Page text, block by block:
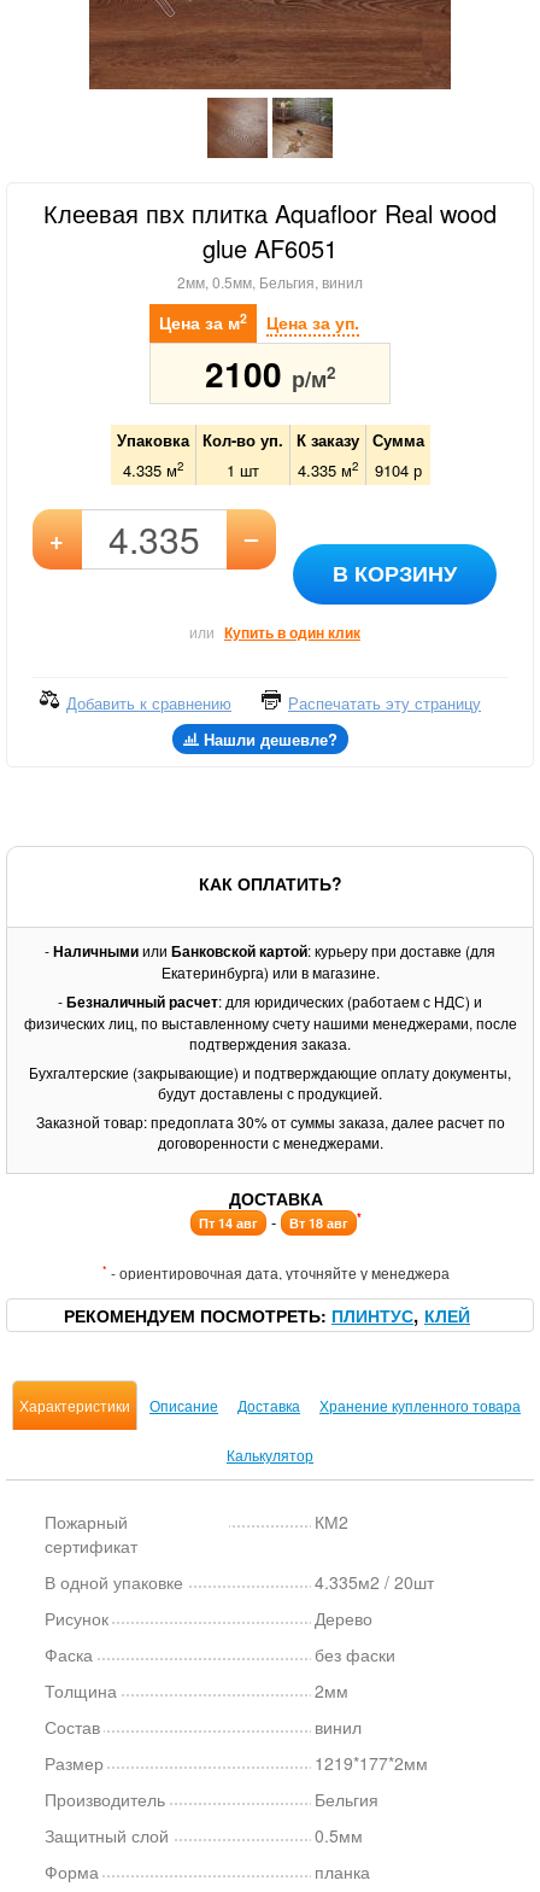
Клеевая пвх плитка Aquafloor Real wood
glue AF6051
2мм, 0.5мм, Бельгия, винил
Цена за м2 Цена за уп.
2100 р/м2
Упаковка Кол-во уп. К заказу
Сумма
4.335 м2 1 шт 4.335м2 9104р
+ –
В КОРЗИНУ
или Купить в один клик
Добавить к сравнению
Распечатать эту страницу
Нашли дешевле?
КАК ОПЛАТИТЬ?
-Наличнымиили Банковской картой: курьеру при доставке (для
Екатеринбурга) или в магазине.
-Безналичный расчет: для юридических (работаем с НДС) и
физических лиц, по выставленному счету нашими менеджерами, после
подтверждения заказа.
Бухгалтерские (закрывающие) и подтверждающие оплату документы,
будут доставлены с продукцией.
Заказной товар: предоплата 30% от суммы заказа, далее расчет по
договоренности с менеджерами.
ДОСТАВКА
Пт 14 авг - Вт 18 авг *
* - ориентировочная дата, уточняйте у менеджера
РЕКОМЕНДУЕМ ПОСМОТРЕТЬ ПЛИНТУС КЛЕЙ
Характеристики Описание Доставка Хранение купленного товара
Калькулятор
Пожарный
сертификат
КМ2
В одной упаковке
4.335м2 / 20шт
Рисунок
Дерево
Фаска
без фаски
Толщина
2мм
Состав
винил
Размер
1219*177*2мм
Производитель
Бельгия
Защитный слой
0.5мм
Форма
планка